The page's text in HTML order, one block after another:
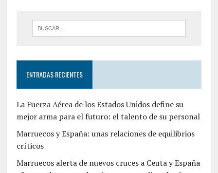
ENTRADAS RECIENTES
La Fuerza Aérea de los Estados Unidos define su
mejor arma para el futuro: el talento de su personal
Marruecos y España: unas relaciones de equilibrios
críticos
Marruecos alerta de nuevos cruces a Ceuta y España